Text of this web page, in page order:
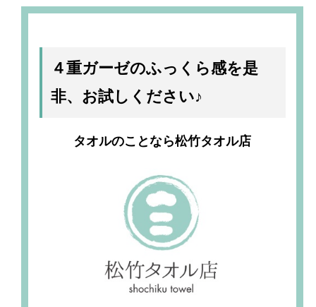
４重ガーゼのふっくら感を是
非、お試しください♪
タオルのことなら松竹タオル店